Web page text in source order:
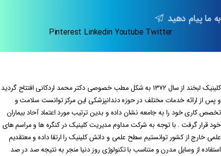
به ما پیام دهید
Twitter
Youtube
Linkedin
Pinterest
کلینیک لبخند از سال ۱۳۷۲ به شکل مطب خصوصی دکتر محمد اردکانی افتتاح گردید
و پس از ارائه خدمات مختلف در حوزه دندانپزشکی این مرکز توانست سلامت و
تخصص کاری خود را به جامعه نشان داده و بدین ترتیب مورد اعتماد آحاد بیماران
خود قرار گرفت . با توجه به شرکت مداوم مدیریت کلینیک در کنگره ها و مراسم های
علمی خارج از کشور توانستیم سطح علمی و دانش کلینیک را ارتقا داده و معتقدیم
استفاده از وسایل مدرن و متناسب با تکنولوژی روز دنیا منجر به نتیجه صد در صد